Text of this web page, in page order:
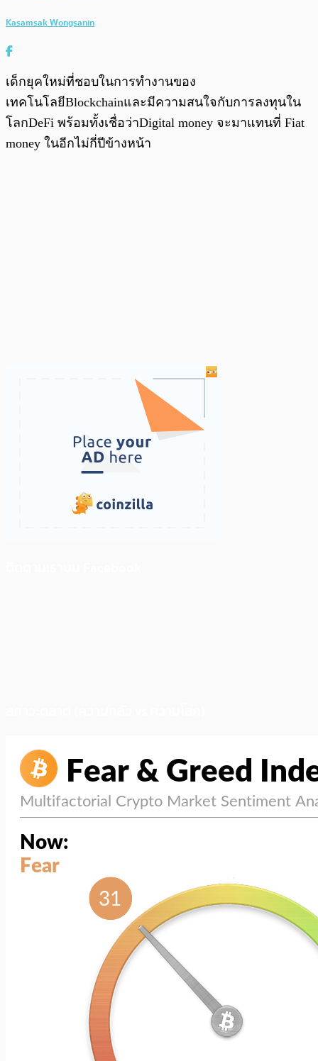
Kasamsak Wongsanin
เด็กยุคใหม่ที่ชอบในการทำงานของ
เทคโนโลยีBlockchainและมีความสนใจกับการลงทุนใน
โลกDeFi พร้อมทั้งเชื่อว่าDigital money จะมาแทนที่ Fiat
money ในอีกไม่กี่ปีข้างหน้า